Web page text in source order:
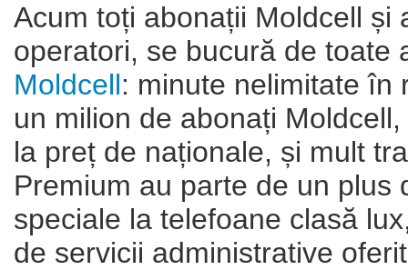
Acum toți abonații Moldcell și
operatori, se bucură de toate
Moldcell: minute nelimitate în
un milion de abonați
la preț de naționale, și mult
Premium au parte de un plus
speciale la telefoane clasă
de servicii administrative